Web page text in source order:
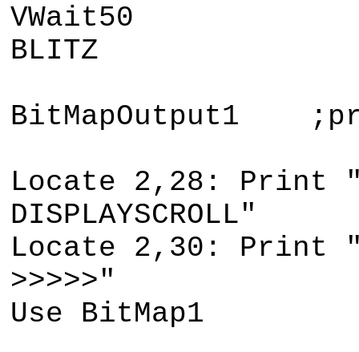
VWait50
BLITZ
BitMapOutput1
Locate 2,28: Print
DISPLAYSCROLL"
Locate 2,30: Print
>>>>>"
Use BitMap1